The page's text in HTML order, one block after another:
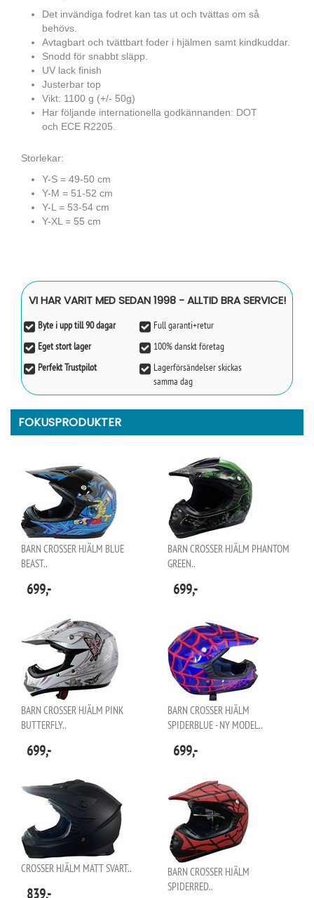
Det invändiga fodret kan tas ut och tvättas om så
behövs.
Avtagbart och tvättbart foder i hjälmen samt kindkuddar.
Snodd för snabbt släpp.
UV lack finish
Justerbar top
Vikt: 1100 g (+/- 50g)
Har följande internationella godkännanden: DOT
och ECE R2205.
Storlekar:
Y-S = 49-50 cm
Y-M = 51-52 cm
Y-L = 53-54 cm
Y-XL = 55 cm
VI HAR VARIT MED SEDAN 1998 - ALLTID BRA SERVICE!
Byte i upp till 90 dagar
Full garanti+retur
Eget stort lager
100% danskt företag
Perfekt Trustpilot
Lagerförsändelser skickas
samma dag
FOKUSPRODUKTER
BARN CROSSER HJÄLM BLUE
BEAST..
699,-
BARN CROSSER HJÄLM PHANTOM
GREEN..
699,-
BARN CROSSER HJÄLM PINK
BUTTERFLY..
699,-
BARN CROSSER HJÄLM
SPIDERBLUE - NY MODEL..
699,-
CROSSER HJÄLM MATT SVART..
839,-
BARN CROSSER HJÄLM
SPIDERRED..